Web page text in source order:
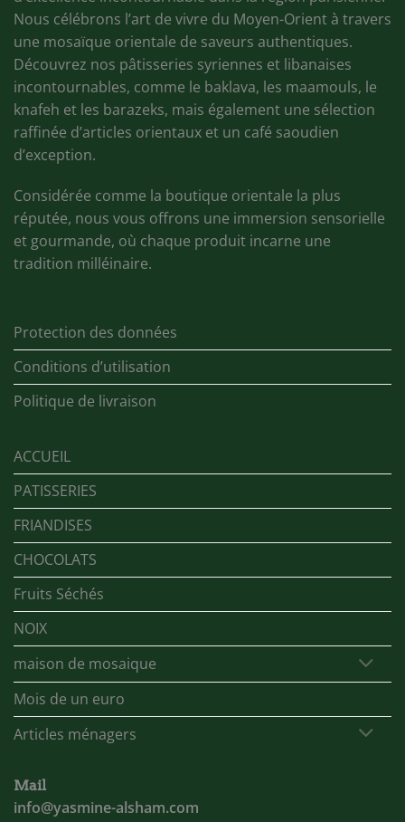
Nous célébrons l’art de vivre du Moyen-Orient à travers
une mosaïque orientale de saveurs authentiques.
Découvrez nos pâtisseries syriennes et libanaises
incontournables, comme le baklava, les maamouls, le
knafeh et les barazeks, mais également une sélection
raffinée d’articles orientaux et un café saoudien
d’exception.
Considérée comme la boutique orientale la plus
réputée, nous vous offrons une immersion sensorielle
et gourmande, où chaque produit incarne une
tradition milléinaire.
Protection des données
Conditions d’utilisation
Politique de livraison
ACCUEIL
PATISSERIES
FRIANDISES
CHOCOLATS
Fruits Séchés
NOIX
maison de mosaique
Mois de un euro
Articles ménagers
Mail
info@yasmine-alsham.com